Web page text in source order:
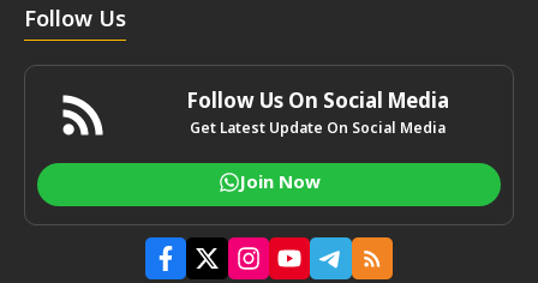
Follow Us
Follow Us On Social Media
Get Latest Update On Social Media
Join Now